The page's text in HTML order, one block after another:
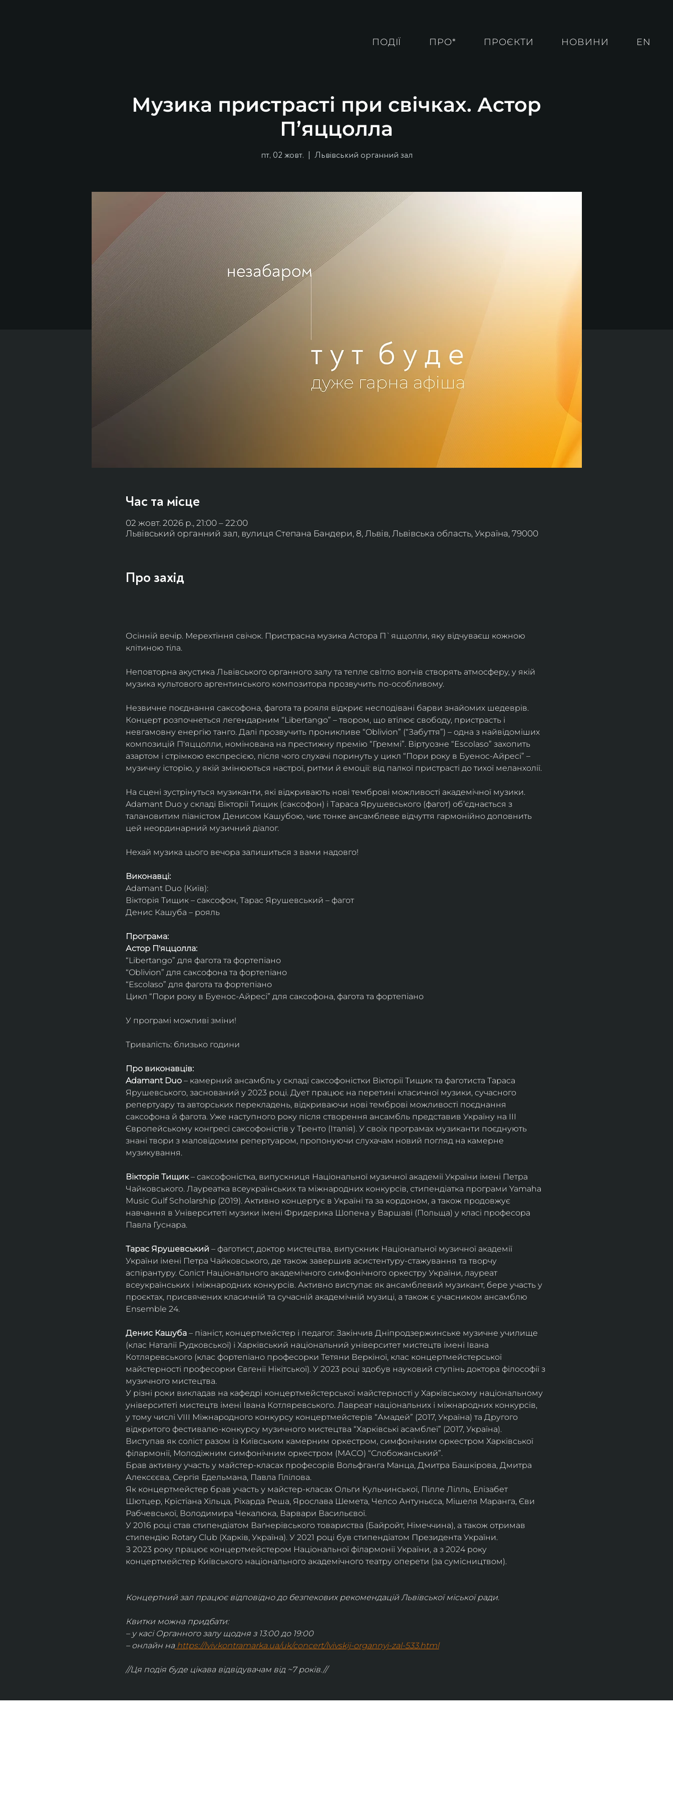
ПОДІЇ ПРО* ПРОЄКТИ НОВИНИ EN
Музика пристрасті при свічках. Астор
П’яццолла
пт, 02 жовт.
  |
Львівський органний зал
Час та місце
02 жовт. 2026 р., 21:00 – 22:00
Львівський органний зал, вулиця Степана Бандери, 8, Львів, Львівська область, Україна, 79000
Про захід
Осінній вечір. Мерехтіння свічок. Пристрасна музика Астора П`яццолли, яку відчуваєш кожною
клітиною тіла.
Неповторна акустика Львівського органного залу та тепле світло вогнів створять атмосферу, у якій
музика культового аргентинського композитора прозвучить по-особливому.
Незвичне поєднання саксофона, фагота та рояля відкриє несподівані барви знайомих шедеврів.
Концерт розпочнеться легендарним “Libertango” – твором, що втілює свободу, пристрасть і
невгамовну енергію танго. Далі прозвучить проникливе “Oblivion” (“Забуття”) – одна з найвідоміших
композицій П'яццолли, номінована на престижну премію “Греммі”. Віртуозне “Escolaso” захопить
азартом і стрімкою експресією, після чого слухачі поринуть у цикл “Пори року в Буенос-Айресі” –
музичну історію, у якій змінюються настрої, ритми й емоції: від палкої пристрасті до тихої меланхолії.
На сцені зустрінуться музиканти, які відкривають нові темброві можливості академічної музики.
Adamant Duo у складі Вікторії Тищик (саксофон) і Тараса Ярушевського (фагот) об’єднається з
талановитим піаністом Денисом Кашубою, чиє тонке ансамблеве відчуття гармонійно доповнить
цей неординарний музичний діалог.
Нехай музика цього вечора залишиться з вами надовго!
Виконавці:
Adamant Duo (Київ):
Вікторія Тищик – саксофон, Тарас Ярушевський – фагот
Денис Кашуба – рояль
Програма:
Астор П'яццолла:
“Libertango” для фагота та фортепіано
“Oblivion” для саксофона та фортепіано
“Escolaso” для фагота та фортепіано
Цикл “Пори року в Буенос-Айресі” для саксофона, фагота та фортепіано
У програмі можливі зміни!
Тривалість: близько години
Про виконавців:
Adamant Duo – камерний ансамбль у складі саксофоністки Вікторії Тищик та фаготиста Тараса
Ярушевського, заснований у 2023 році. Дует працює на перетині класичної музики, сучасного
репертуару та авторських перекладень, відкриваючи нові темброві можливості поєднання
саксофона й фагота. Уже наступного року після створення ансамбль представив Україну на ІІІ
Європейському конгресі саксофоністів у Тренто (Італія). У своїх програмах музиканти поєднують
знані твори з маловідомим репертуаром, пропонуючи слухачам новий погляд на камерне
музикування.
Вікторія Тищик – саксофоністка, випускниця Національної музичної академії України імені Петра
Чайковського. Лауреатка всеукраїнських та міжнародних конкурсів, стипендіатка програми Yamaha
Music Gulf Scholarship (2019). Активно концертує в Україні та за кордоном, а також продовжує
навчання в Університеті музики імені Фридерика Шопена у Варшаві (Польща) у класі професора
Павла Гуснара.
Тарас Ярушевський – фаготист, доктор мистецтва, випускник Національної музичної академії
України імені Петра Чайковського, де також завершив асистентуру-стажування та творчу
аспірантуру. Соліст Національного академічного симфонічного оркестру України, лауреат
всеукраїнських і міжнародних конкурсів. Активно виступає як ансамблевий музикант, бере участь у
проєктах, присвячених класичній та сучасній академічній музиці, а також є учасником ансамблю
Ensemble 24.
Денис Кашуба – піаніст, концертмейстер і педагог. Закінчив Дніпродзержинське музичне училище
(клас Наталії Рудковської) і Харківський національний університет мистецтв імені Івана
Котляревського (клас фортепіано професорки Тетяни Веркіної, клас концертмейстерської
майстерності професорки Євгенії Нікітської). У 2023 році здобув науковий ступінь доктора філософії з
музичного мистецтва.
У різні роки викладав на кафедрі концертмейстерської майстерності у Харківському національному
університеті мистецтв імені Івана Котляревського. Лавреат національних і міжнародних конкурсів,
у тому числі VIII Міжнародного конкурсу концертмейстерів “Амадей” (2017, Україна) та Другого
відкритого фестивалю-конкурсу музичного мистецтва “Харківські асамблеї” (2017, Україна).
Виступав як соліст разом із Київським камерним оркестром, симфонічним оркестром Харківської
філармонії, Молодіжним симфонічним оркестром (МАСО) “Слобожанський”.
Брав активну участь у майстер-класах професорів Вольфганга Манца, Дмитра Башкірова, Дмитра
Алексєєва, Сергія Едельмана, Павла Гілілова.
Як концертмейстер брав участь у майстер-класах Ольги Кульчинської, Пілле Лілль, Елізабет
Шютцер, Крістіана Хільца, Ріхарда Реша, Ярослава Шемета, Челсо Антуньєса, Мішеля Маранга, Єви
Рабчевської, Володимира Чекалюка, Варвари Васильєвої.
У 2016 році став стипендіатом Ваґнерівського товариства (Байройт, Німеччина), а також отримав
стипендію Rotary Club (Харків, Україна). У 2021 році був стипендіатом Президента України.
З 2023 року працює концертмейстером Національної філармонії України, а з 2024 року
концертмейстер Київського національного академічного театру оперети (за сумісництвом).
Концертний зал працює відповідно до безпекових рекомендацій Львівської міської ради.
Квитки можна придбати:
– у касі Органного залу щодня з 13:00 до 19:00
– онлайн на https://lviv.kontramarka.ua/uk/concert/lvivskij-organnyj-zal-533.html
//Ця подія буде цікава відвідувачам від ~7 років.//